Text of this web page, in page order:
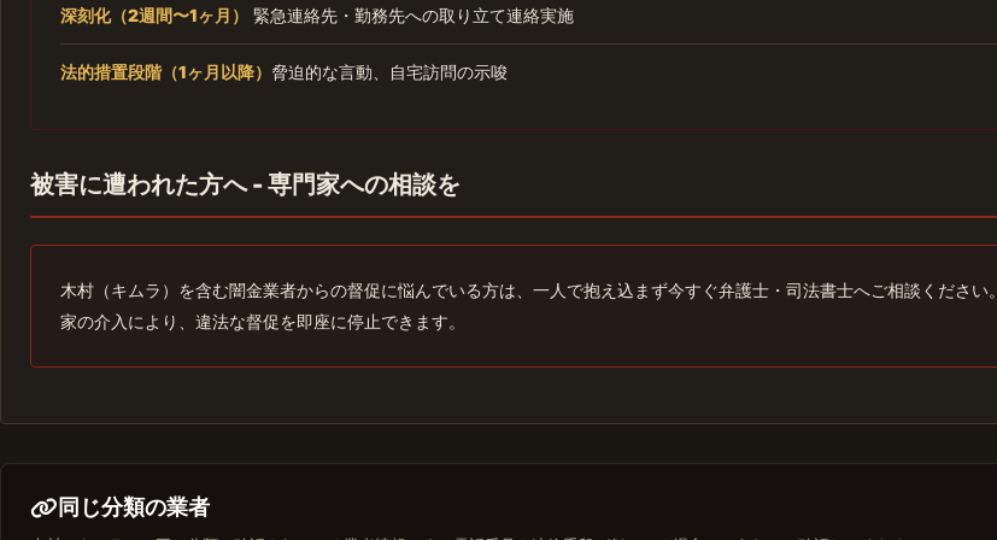
深刻化（2週間〜1ヶ月） 緊急連絡先・勤務先への取り立て連絡実施
法的措置段階（1ヶ月以降） 脅迫的な言動、自宅訪問の示唆
被害に遭われた方へ - 専門家への相談を
木村（キムラ）を含む闇金業者からの督促に悩んでいる方は、一人で抱え込まず今すぐ弁護士・司法書士へご相談ください。
家の介入により、違法な督促を即座に停止できます。
同じ分類の業者